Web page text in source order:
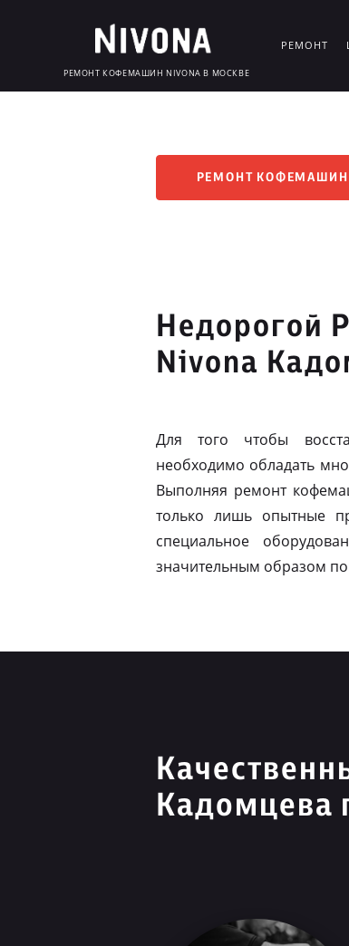
РЕМОНТ КОФЕМАШИН NIVONA В МОСКВЕ
РЕМОНТ
РЕМОНТ КОФЕМАШИН
Недорогой
Nivona
Для того чтобы
необходимо обладать
Выполняя ремонт
только лишь опытные
специальное
значительным образом
Кадомцева